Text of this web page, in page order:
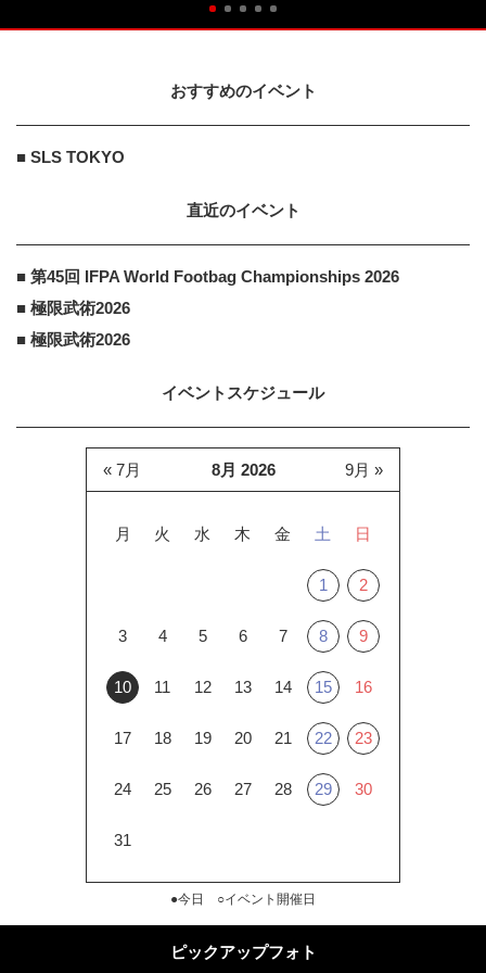
おすすめのイベント
■ SLS TOKYO
直近のイベント
■ 第45回 IFPA World Footbag Championships 2026
■ 極限武術2026
■ 極限武術2026
イベントスケジュール
8月 2026
月 火 水 木 金 土 日
1 2
3 4 5 6 7 8 9
10 11 12 13 14 15 16
17 18 19 20 21 22 23
24 25 26 27 28 29 30
31
« 7月 9月 »
●今日 ○イベント開催日
ピックアップフォト